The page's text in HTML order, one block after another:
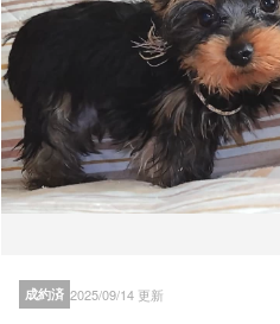
成約済のた
保証とサポート
生体保証内容
譲渡日７日以内先天性疾患（水頭症
り死亡した場合、又は日常生活に
その際、動物病院２か所の診断書
一報下さい。
成約済 2025/09/14 更新